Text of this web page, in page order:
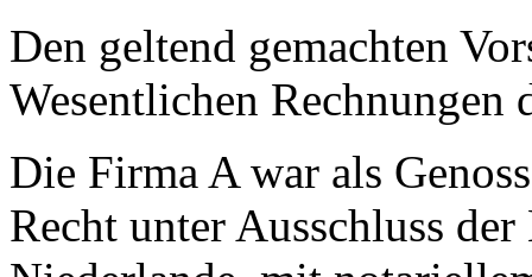
Den geltend gemachten
Wesentlichen Rechnungen
Die Firma A war als
Recht unter Ausschluss